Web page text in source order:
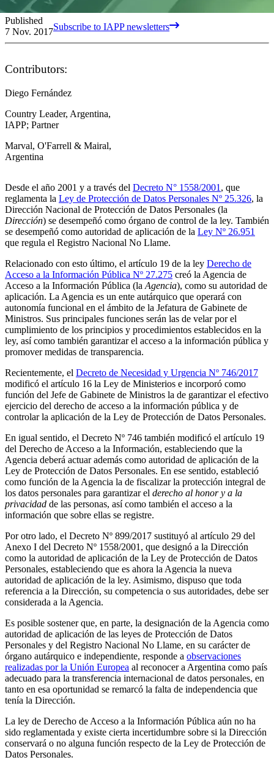
Published
7 Nov. 2017Subscribe to IAPP newsletters
Contributors:
Diego Fernández
Country Leader, Argentina,
IAPP; Partner
Marval, O'Farrell & Mairal,
Argentina
Desde el año 2001 y a través del Decreto N° 1558/2001 , que
reglamenta la Ley de Protección de Datos Personales Nº 25.326, la
Dirección Nacional de Protección de Datos Personales (la
Dirección) se desempeñó como órgano de control de la ley. También
se desempeñó como autoridad de aplicación de la Ley Nº 26.951
que regula el Registro Nacional No Llame.
Relacionado con esto último, el artículo 19 de la ley Derecho de
Acceso a la Información Pública Nº 27.275 creó la Agencia de
Acceso a la Información Pública (la Agencia), como su autoridad de
aplicación. La Agencia es un ente autárquico que operará con
autonomía funcional en el ámbito de la Jefatura de Gabinete de
Ministros. Sus principales funciones serán las de velar por el
cumplimiento de los principios y procedimientos establecidos en la
ley, así como también garantizar el acceso a la información pública y
promover medidas de transparencia.
Recientemente, el Decreto de Necesidad y Urgencia Nº 746/2017
modificó el artículo 16 la Ley de Ministerios e incorporó como
función del Jefe de Gabinete de Ministros la de garantizar el efectivo
ejercicio del derecho de acceso a la información pública y de
controlar la aplicación de la Ley de Protección de Datos Personales.
En igual sentido, el Decreto Nº 746 también modificó el artículo 19
del Derecho de Acceso a la Información, estableciendo que la
Agencia deberá actuar además como autoridad de aplicación de la
Ley de Protección de Datos Personales. En ese sentido, estableció
como función de la Agencia la de fiscalizar la protección integral de
los datos personales para garantizar el derecho al honor y a la
privacidad de las personas, así como también el acceso a la
información que sobre ellas se registre.
Por otro lado, el Decreto Nº 899/2017 sustituyó al artículo 29 del
Anexo I del Decreto Nº 1558/2001, que designó a la Dirección
como la autoridad de aplicación de la Ley de Protección de Datos
Personales, estableciendo que es ahora la Agencia la nueva
autoridad de aplicación de la ley. Asimismo, dispuso que toda
referencia a la Dirección, su competencia o sus autoridades, debe ser
considerada a la Agencia.
Es posible sostener que, en parte, la designación de la Agencia como
autoridad de aplicación de las leyes de Protección de Datos
Personales y del Registro Nacional No Llame, en su carácter de
órgano autárquico e independiente, responde a observaciones
realizadas por la Unión Europea al reconocer a Argentina como país
adecuado para la transferencia internacional de datos personales, en
tanto en esa oportunidad se remarcó la falta de independencia que
tenía la Dirección.
La ley de Derecho de Acceso a la Información Pública aún no ha
sido reglamentada y existe cierta incertidumbre sobre si la Dirección
conservará o no alguna función respecto de la Ley de Protección de
Datos Personales.